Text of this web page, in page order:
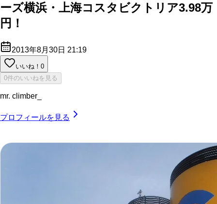
ーズ横浜・上海コスタビクトリア3.98万
円！
2013年8月30日 21:19
いいね！ 0
0件のいいねを見る
mr. climber_
プロフィールを見る